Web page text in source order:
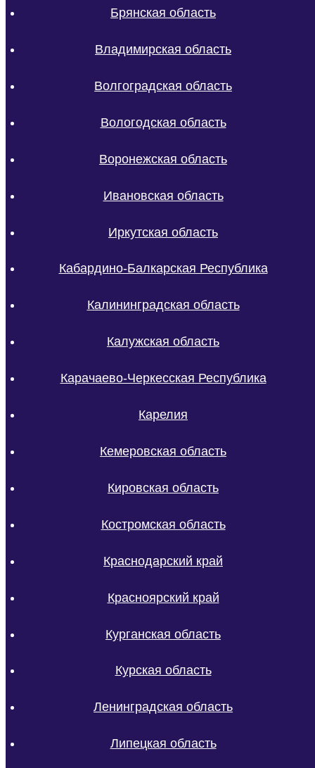
Брянская область
Владимирская область
Волгоградская область
Вологодская область
Воронежская область
Ивановская область
Иркутская область
Кабардино-Балкарская Республика
Калининградская область
Калужская область
Карачаево-Черкесская Республика
Карелия
Кемеровская область
Кировская область
Костромская область
Краснодарский край
Красноярский край
Курганская область
Курская область
Ленинградская область
Липецкая область